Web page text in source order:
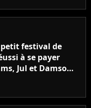
festival de
à se payer
Jul et Damso